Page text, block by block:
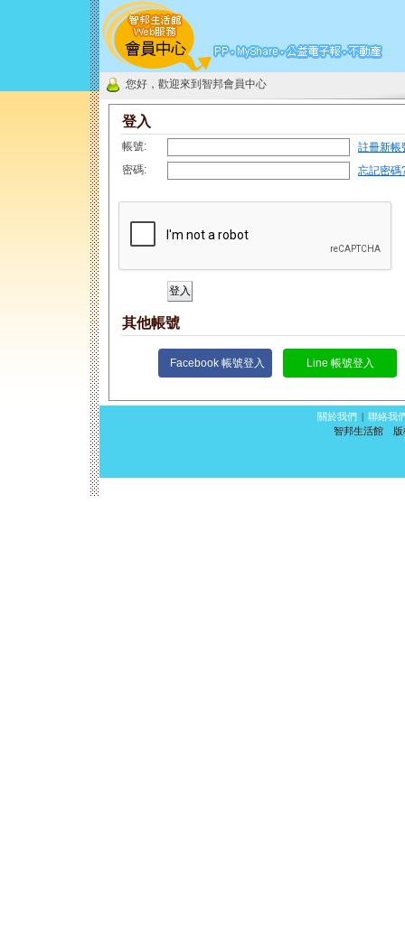
您好，歡迎來到智邦會員中心
登入
帳號:
註冊新帳
密碼:
忘記密碼
其他帳號
Facebook 帳號登入 Line 帳號登入
關於我們 | 聯絡我
智邦生活館 版